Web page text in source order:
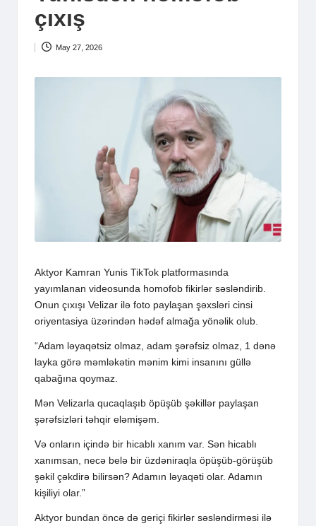
çıxış
May 27, 2026
Aktyor Kamran Yunis TikTok platformasında
yayımlanan videosunda homofob fikirlər səsləndirib.
Onun çıxışı Velizar ilə foto paylaşan şəxsləri cinsi
oriyentasiya üzərindən hədəf almağa yönəlik olub.
“Adam ləyaqətsiz olmaz, adam şərəfsiz olmaz, 1 dənə
layka görə məmləkətin mənim kimi insanını güllə
qabağına qoymaz.
Mən Velizarla qucaqlaşıb öpüşüb şəkillər paylaşan
şərəfsizləri təhqir eləmişəm.
Və onların içində bir hicablı xanım var. Sən hicablı
xanımsan, necə belə bir üzdəniraqla öpüşüb-görüşüb
şəkil çəkdirə bilirsən? Adamın ləyaqəti olar. Adamın
kişiliyi olar.”
Aktyor bundan öncə də geriçi fikirlər səsləndirməsi ilə